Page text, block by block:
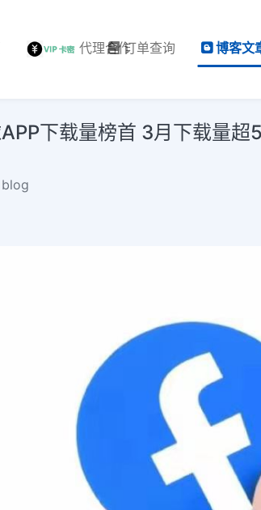
代理合作订单查询 博客文
APP下载量榜首 3月下载